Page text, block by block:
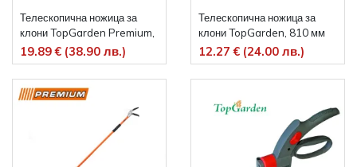
Телескопична ножица за
клони TopGarden Premium,
650-910 мм
19.89 € (38.90 лв.)
Телескопична ножица за
клони TopGarden, 810 мм
12.27 € (24.00 лв.)